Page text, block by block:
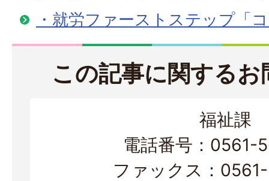
・就労ファーストステップ「
この記事に関する
福祉課
電話番号：0561-
ファックス：